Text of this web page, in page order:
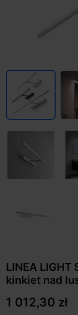
LINEA
kinkiet nad
1 012,30 zł